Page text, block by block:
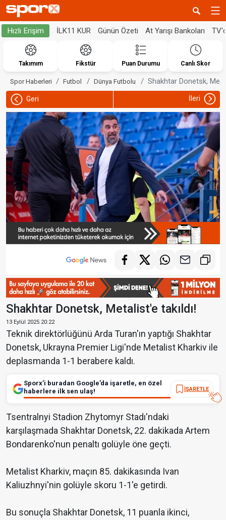
Hızlı Erişim İLK11 KUR Günün Özeti At Yarışı Bankoları
Takımım Fikstür Puan Durumu Canlı Skor
Spor Haberleri Futbol Dünya Futbolu Shakhtar Donetsk,
Geri İleri
Shakhtar Donetsk, Metalist'e takıldı!
13 Eylül 2025 20:22
Teknik direktörlüğünü Arda Turan'ın yaptığı Shakhtar
Donetsk, Ukrayna Premier Ligi'nde Metalist Kharkiv ile
deplasmanda 1-1 berabere kaldı.
Sporx’i buradan Google’da işaretle, en özel
haberlere ilk sen ulaş!
İŞARETLE
Tsentralnyi Stadion Zhytomyr Stadı'ndaki
karşılaşmada Shakhtar Donetsk, 22. dakikada Artem
Bondarenko'nun penaltı golüyle öne geçti.
Metalist Kharkiv, maçın 85. dakikasında Ivan
Kaliuzhnyi'nin golüyle skoru 1-1'e getirdi.
Bu sonuçla Shakhtar Donetsk, 11 puanla ikinci,